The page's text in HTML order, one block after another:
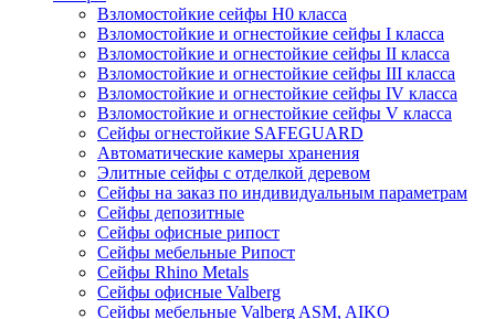
Взломостойкие сейфы H0 класса
Взломостойкие и огнестойкие сейфы I класса
Взломостойкие и огнестойкие сейфы II класса
Взломостойкие и огнестойкие сейфы III класса
Взломостойкие и огнестойкие сейфы IV класса
Взломостойкие и огнестойкие сейфы V класса
Сейфы огнестойкие SAFEGUARD
Автоматические камеры хранения
Элитные сейфы с отделкой деревом
Сейфы на заказ по индивидуальным параметрам
Сейфы депозитные
Сейфы офисные рипост
Сейфы мебельные Рипост
Сейфы Rhino Metals
Сейфы офисные Valberg
Сейфы мебельные Valberg ASM, AIKO